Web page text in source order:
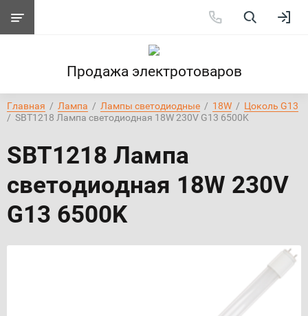
Продажа электротоваров
Главная
  /
Лампа
  /
Лампы светодиодные
  /
18W
  /
Цоколь G13
/  SBT1218 Лампа светодиодная 18W 230V G13 6500K
SBT1218 Лампа
светодиодная 18W 230V
G13 6500K